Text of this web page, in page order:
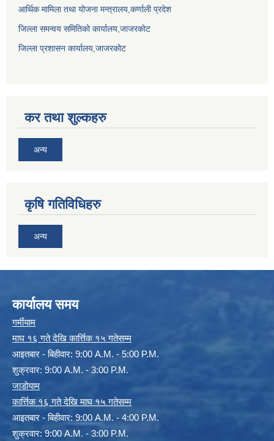
आर्थिक मामिला तथा योजना मन्त्रालय,कर्णाली प्रदेश
जिल्ला समन्वय समितिको कार्यालय,जाजरकाेट
जिल्ला प्रशासन कार्यालय,जाजरकोट
कर तथा शुल्कहरु
अन्य
कृषि गतिविधिहरु
अन्य
कार्यालय समय
गर्मीयाम
माघ १६ गते देखि कार्त्तिक १५ गतेसम्म
आइतबार - बिहीवार: 9:00 A.M. - 5:00 P.M.
शुक्रवार: 9:00 A.M. - 3:00 P.M.
जाडोयाम
कार्त्तिक १६ गते देखि माघ १५ गतेसम्म
आइतबार - बिहीवार: 9:00 A.M. - 4:00 P.M.
शुक्रवार: 9:00 A.M. - 3:00 P.M.